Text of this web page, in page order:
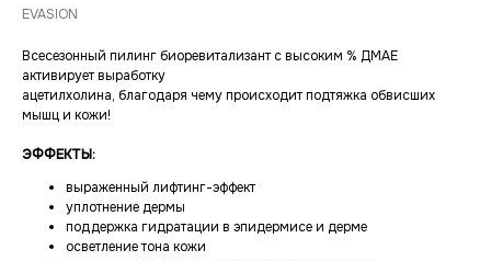
EVASION
Всесезонный пилинг биоревитализант с высоким % ДМАЕ
активирует выработку
ацетилхолина, благодаря чему происходит подтяжка обвисших
мышц и кожи!
ЭФФЕКТЫ:
выраженный лифтинг-эффект
уплотнение дермы
поддержка гидратации в эпидермисе и дерме
осветление тона кожи